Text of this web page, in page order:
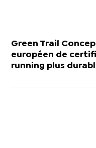
Green Trail
européen de
running plus